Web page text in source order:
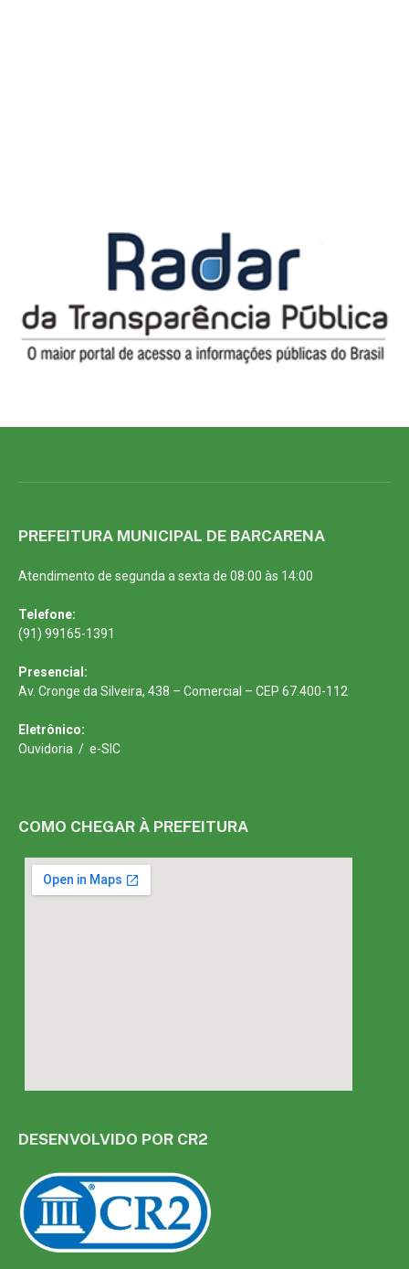
PREFEITURA MUNICIPAL DE BARCARENA
Atendimento de segunda a sexta de 08:00 às 14:00
Telefone:
(91) 99165-1391
Presencial:
Av. Cronge da Silveira, 438 – Comercial – CEP 67.400-112
Eletrônico:
Ouvidoria / e-SIC
COMO CHEGAR À PREFEITURA
DESENVOLVIDO POR CR2